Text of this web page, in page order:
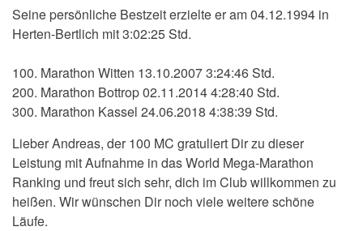
Seine persönliche Bestzeit erzielte er am 04.12.1994 in
Herten-Bertlich mit 3:02:25 Std.
100. Marathon Witten 13.10.2007 3:24:46 Std.
200. Marathon Bottrop 02.11.2014 4:28:40 Std.
300. Marathon Kassel 24.06.2018 4:38:39 Std.
Lieber Andreas, der 100 MC gratuliert Dir zu dieser
Leistung mit Aufnahme in das World Mega-Marathon
Ranking und freut sich sehr, dich im Club willkommen zu
heißen. Wir wünschen Dir noch viele weitere schöne
Läufe.